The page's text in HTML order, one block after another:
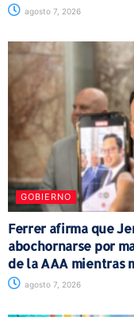
agosto 7, 2026
GOBIERNO
Ferrer afirma que
abochornarse por
de la AAA mientras
agosto 7, 2026